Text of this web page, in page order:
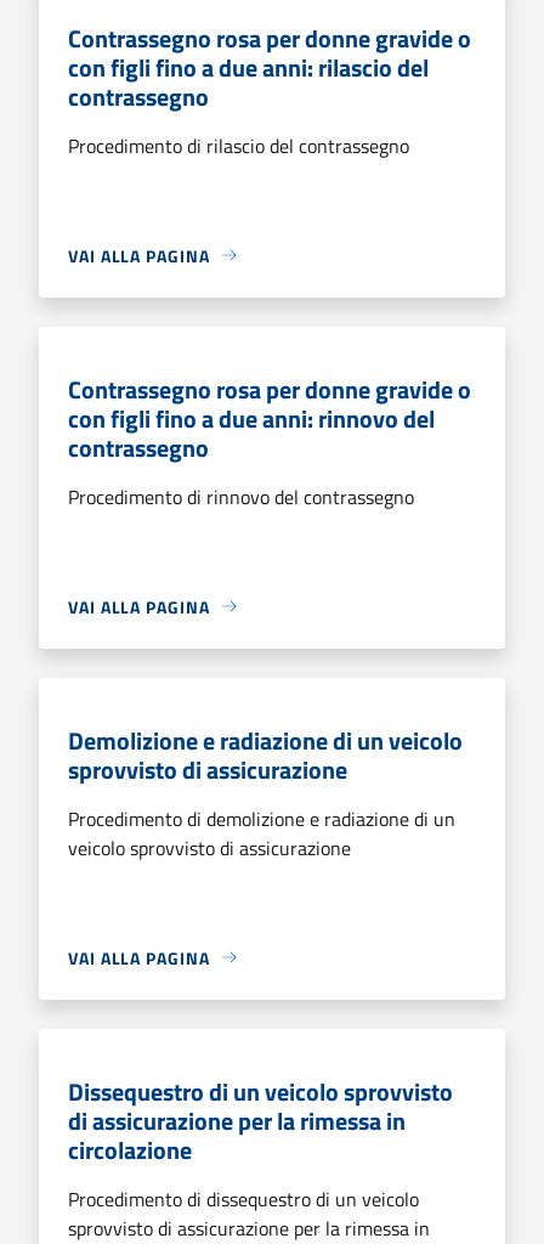
Contrassegno rosa per donne gravide o
con figli fino a due anni: rilascio del
contrassegno
Procedimento di rilascio del contrassegno
VAI ALLA PAGINA
Contrassegno rosa per donne gravide o
con figli fino a due anni: rinnovo del
contrassegno
Procedimento di rinnovo del contrassegno
VAI ALLA PAGINA
Demolizione e radiazione di un veicolo
sprovvisto di assicurazione
Procedimento di demolizione e radiazione di un
veicolo sprovvisto di assicurazione
VAI ALLA PAGINA
Dissequestro di un veicolo sprovvisto
di assicurazione per la rimessa in
circolazione
Procedimento di dissequestro di un veicolo
sprovvisto di assicurazione per la rimessa in